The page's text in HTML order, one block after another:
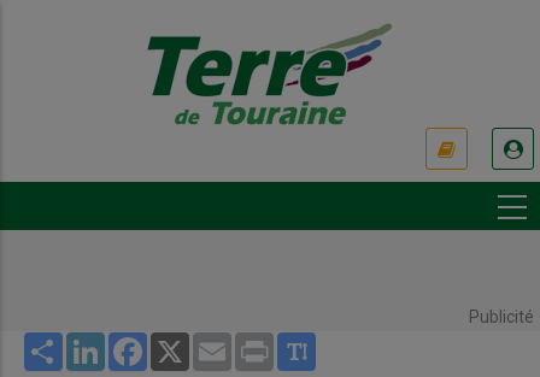
Publicité
Share LinkedInFacebook
X Email Print